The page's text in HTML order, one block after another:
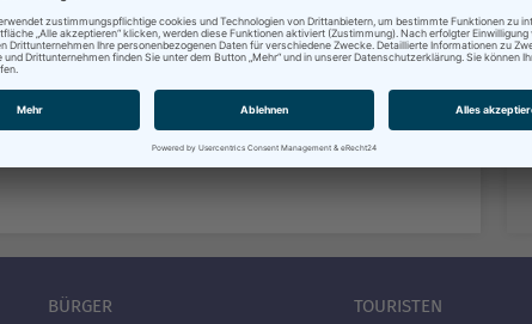
Platz mit dem Sonnenliegeplatz.
BÜRGER TOURISTEN